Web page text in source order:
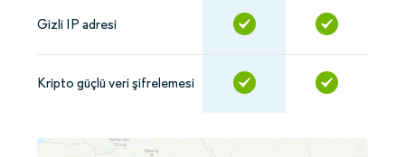
Gizli IP adresi
Kripto güçlü veri şifrelemesi